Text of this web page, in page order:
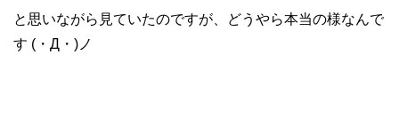
と思いながら見ていたのですが、
どうやら本当の様なんで
す (・Д・)ノ